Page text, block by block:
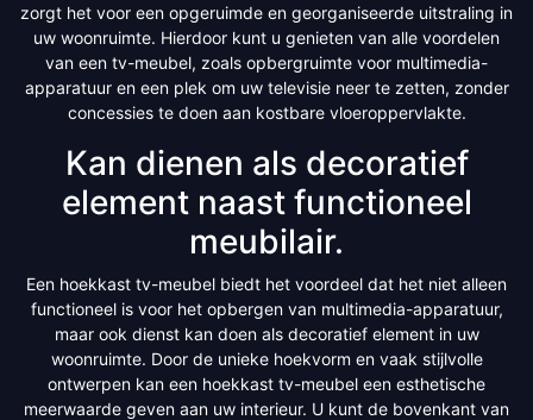
zorgt het voor een opgeruimde en georganiseerde uitstraling in
uw woonruimte. Hierdoor kunt u genieten van alle voordelen
van een tv-meubel, zoals opbergruimte voor multimedia-
apparatuur en een plek om uw televisie neer te zetten, zonder
concessies te doen aan kostbare vloeroppervlakte.
Kan dienen als decoratief
element naast functioneel
meubilair.
Een hoekkast tv-meubel biedt het voordeel dat het niet alleen
functioneel is voor het opbergen van multimedia-apparatuur,
maar ook dienst kan doen als decoratief element in uw
woonruimte. Door de unieke hoekvorm en vaak stijlvolle
ontwerpen kan een hoekkast tv-meubel een esthetische
meerwaarde geven aan uw interieur. U kunt de bovenkant van